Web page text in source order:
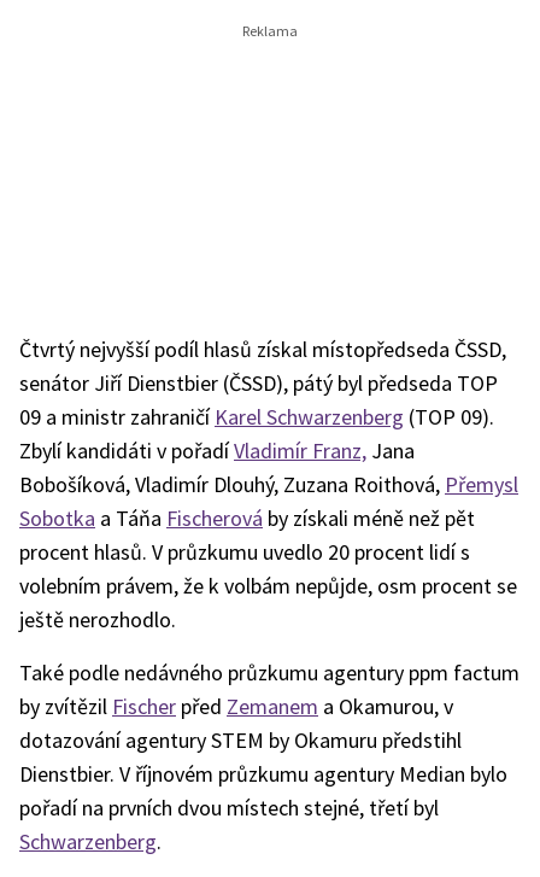
Čtvrtý nejvyšší podíl hlasů získal místopředseda ČSSD,
senátor Jiří Dienstbier (ČSSD), pátý byl předseda TOP
09 a ministr zahraničí Karel Schwarzenberg (TOP 09).
Zbylí kandidáti v pořadíVladimír Franz, Jana
Bobošíková, Vladimír Dlouhý, Zuzana Roithová, Přemysl
Sobotka a Táňa Fischerová by získali méně než pět
procent hlasů. V průzkumu uvedlo 20 procent lidí s
volebním právem, že k volbám nepůjde, osm procent se
ještě nerozhodlo.
Také podle nedávného průzkumu agentury ppm factum
by zvítězil Fischer před Zemanem a Okamurou, v
dotazování agentury STEM by Okamuru předstihl
Dienstbier. V říjnovém průzkumu agentury Median bylo
pořadí na prvních dvou místech stejné, třetí byl
Schwarzenberg.